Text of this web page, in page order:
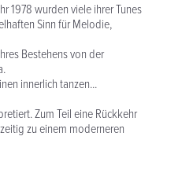
1978 wurden viele ihrer Tunes
Sinn für Melodie,
Bestehens von der
innerlich tanzen...
Zum Teil eine Rückkehr
zu einem moderneren